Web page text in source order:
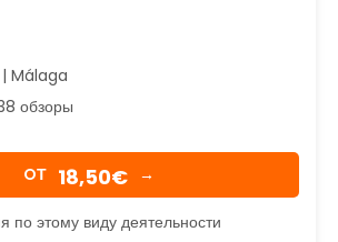
Málaga
обзоры
OТ 18,50€ →
по этому виду деятельности